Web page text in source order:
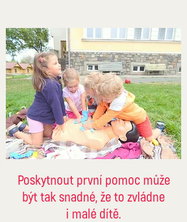
Poskytnout první pomoc může
být tak snadné, že to zvládne
i malé dítě.